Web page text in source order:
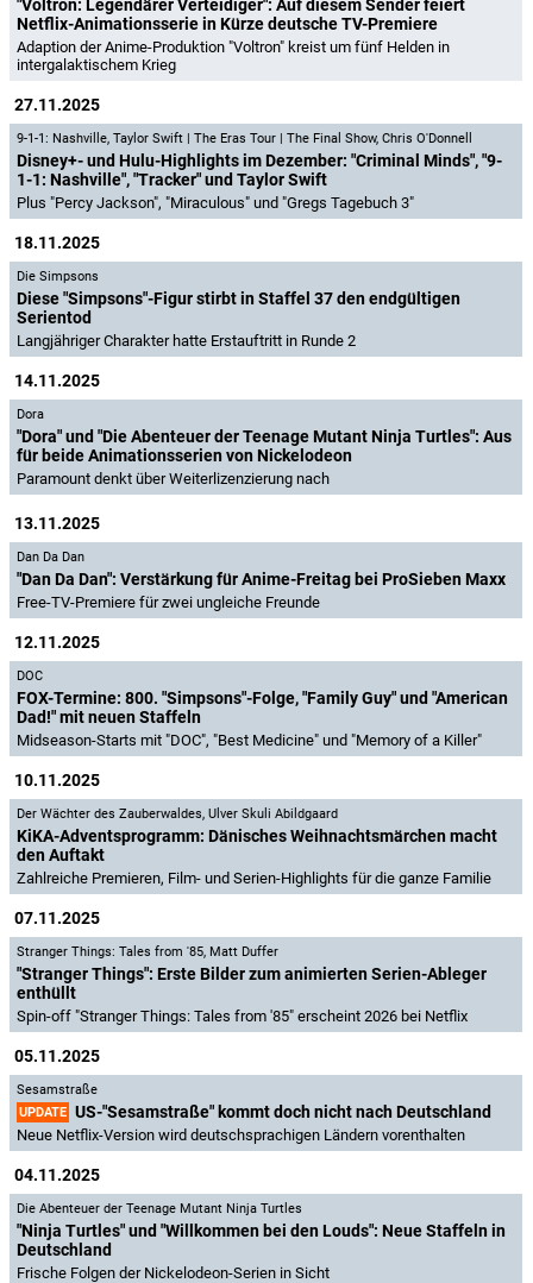
"Voltron: Legendärer Verteidiger": Auf diesem Sender feiert
Netflix-Animationsserie in Kürze deutsche TV-Premiere
Adaption der Anime-Produktion "Voltron" kreist um fünf Helden in
intergalaktischem Krieg
27.11.2025
9-1-1: Nashville, Taylor Swift | The Eras Tour | The Final Show, Chris O'Donnell
Disney+- und Hulu-Highlights im Dezember: "Criminal Minds", "9-
1-1: Nashville", "Tracker" und Taylor Swift
Plus "Percy Jackson", "Miraculous" und "Gregs Tagebuch 3"
18.11.2025
Die Simpsons
Diese "Simpsons"-Figur stirbt in Staffel 37 den endgültigen
Serientod
Langjähriger Charakter hatte Erstauftritt in Runde 2
14.11.2025
Dora
"Dora" und "Die Abenteuer der Teenage Mutant Ninja Turtles": Aus
für beide Animationsserien von Nickelodeon
Paramount denkt über Weiterlizenzierung nach
13.11.2025
Dan Da Dan
"Dan Da Dan": Verstärkung für Anime-Freitag bei ProSieben Maxx
Free-TV-Premiere für zwei ungleiche Freunde
12.11.2025
DOC
FOX-Termine: 800. "Simpsons"-Folge, "Family Guy" und "American
Dad!" mit neuen Staffeln
Midseason-Starts mit "DOC", "Best Medicine" und "Memory of a Killer"
10.11.2025
Der Wächter des Zauberwaldes, Ulver Skuli Abildgaard
KiKA-Adventsprogramm: Dänisches Weihnachtsmärchen macht
den Auftakt
Zahlreiche Premieren, Film- und Serien-Highlights für die ganze Familie
07.11.2025
Stranger Things: Tales from '85, Matt Duffer
"Stranger Things": Erste Bilder zum animierten Serien-Ableger
enthüllt
Spin-off "Stranger Things: Tales from '85" erscheint 2026 bei Netflix
05.11.2025
Sesamstraße
UPDATE US-"Sesamstraße" kommt doch nicht nach Deutschland
Neue Netflix-Version wird deutschsprachigen Ländern vorenthalten
04.11.2025
Die Abenteuer der Teenage Mutant Ninja Turtles
"Ninja Turtles" und "Willkommen bei den Louds": Neue Staffeln in
Deutschland
Frische Folgen der Nickelodeon-Serien in Sicht